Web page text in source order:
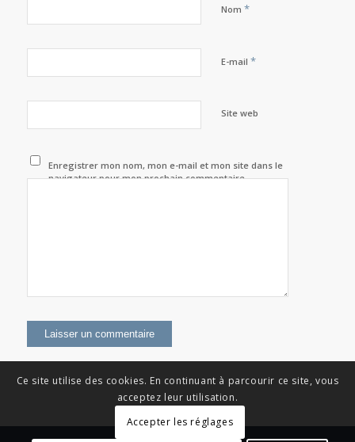
Nom *
E-mail *
Site web
Enregistrer mon nom, mon e-mail et mon site dans le
navigateur pour mon prochain commentaire.
Ce site utilise des cookies. En continuant à parcourir ce site, vous
acceptez leur utilisation.
Accepter les réglages